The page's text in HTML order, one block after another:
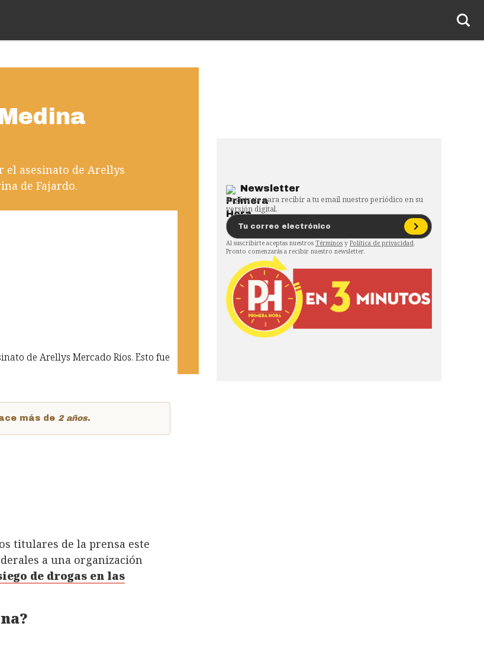
el asesinato de Arellys
de Fajardo.
de Arellys Mercado Ríos. Esto fue
más de 2 años.
titulares de la prensa este
a una organización
de drogas en las
Newsletter
Regístrate para recibir a tu email nuestro periódico en su
versión digital.
Al suscribirte aceptas nuestros Términos y Política de privacidad.
Pronto comenzarás a recibir nuestro newsletter.